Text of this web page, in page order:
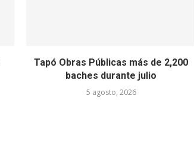
Tapó Obras Públicas más de 2,200
baches durante julio
5 agosto, 2026